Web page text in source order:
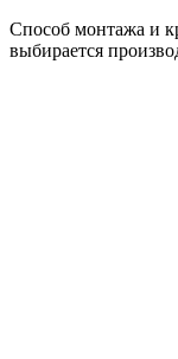
Способ монтажа и
выбирается